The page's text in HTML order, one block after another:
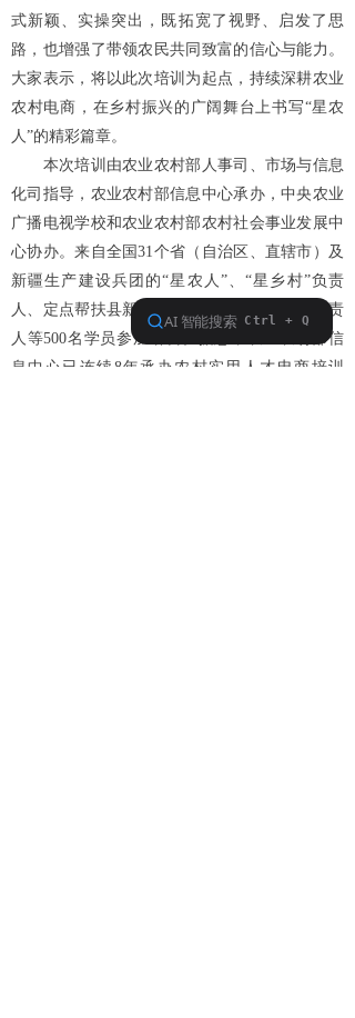
式新颖、实操突出，既拓宽了视野、启发了思
路，也增强了带领农民共同致富的信心与能力。
大家表示，将以此次培训为起点，持续深耕农业
农村电商，在乡村振兴的广阔舞台上书写“星农
人”的精彩篇章。
本次培训由农业农村部人事司、市场与信息
化司指导，农业农村部信息中心承办，中央农业
广播电视学校和农业农村部农村社会事业发展中
心协办。来自全国31个省（自治区、直辖市）及
新疆生产建设兵团的“星农人”、“星乡村”负责
人、定点帮扶县新农人、新型农业经营主体负责
人等500名学员参加培训。据悉，农业农村部信
息中心已连续8年承办农村实用人才电商培训